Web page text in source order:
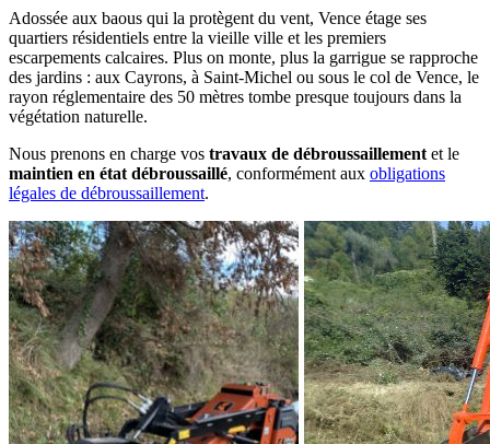
Adossée aux baous qui la protègent du vent, Vence étage ses
quartiers résidentiels entre la vieille ville et les premiers
escarpements calcaires. Plus on monte, plus la garrigue se rapproche
des jardins : aux Cayrons, à Saint-Michel ou sous le col de Vence, le
rayon réglementaire des 50 mètres tombe presque toujours dans la
végétation naturelle.
Nous prenons en charge vos travaux de débroussaillement et le
maintien en état débroussaillé, conformément aux obligations
légales de débroussaillement.